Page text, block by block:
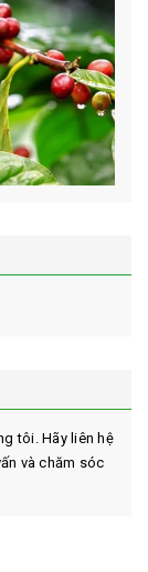
tôi. Hãy liên hệ
và chăm sóc